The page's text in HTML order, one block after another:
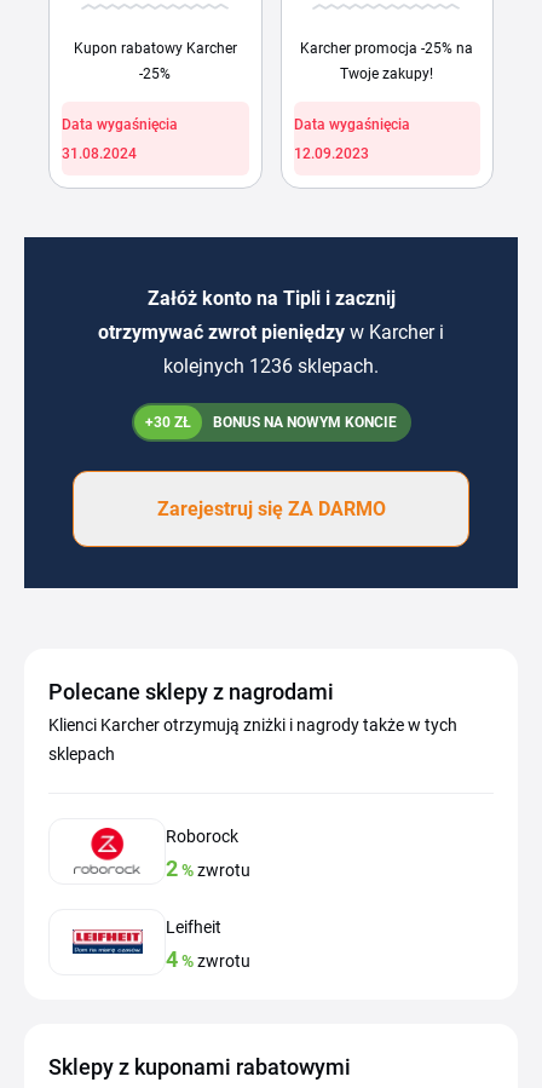
Kupon rabatowy Karcher
-25%
Data wygaśnięcia
31.08.2024
Karcher promocja -25% na
Twoje zakupy!
Data wygaśnięcia
12.09.2023
Załóż konto na Tipli i zacznij
otrzymywać zwrot pieniędzy w Karcher i
kolejnych 1236 sklepach.
+30 ZŁ BONUS NA NOWYM KONCIE
Zarejestruj się ZA DARMO
Polecane sklepy z nagrodami
Klienci Karcher otrzymują zniżki i nagrody także w tych
sklepach
Roborock
2%zwrotu
Leifheit
4%zwrotu
Sklepy z kuponami rabatowymi